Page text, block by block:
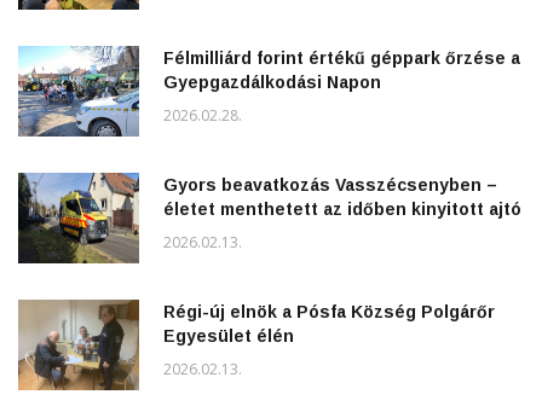
Félmilliárd forint értékű géppark őrzése a
Gyepgazdálkodási Napon
2026.02.28.
Gyors beavatkozás Vasszécsenyben –
életet menthetett az időben kinyitott ajtó
2026.02.13.
Régi-új elnök a Pósfa Község Polgárőr
Egyesület élén
2026.02.13.